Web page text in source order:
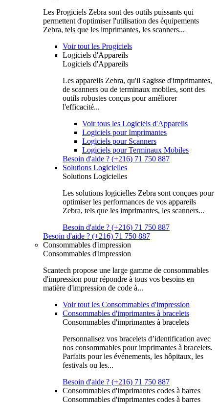
Les Progiciels Zebra sont des outils puissants qui
permettent d'optimiser l'utilisation des équipements
Zebra, tels que les imprimantes, les scanners...
Voir tout les Progiciels
Logiciels d'Appareils
Logiciels d'Appareils
Les appareils Zebra, qu'il s'agisse d'imprimantes,
de scanners ou de terminaux mobiles, sont des
outils robustes conçus pour améliorer
l'efficacité...
Voir tous les Logiciels d'Appareils
Logiciels pour Imprimantes
Logiciels pour Scanners
Logiciels pour Terminaux Mobiles
Besoin d'aide ? (+216) 71 750 887
Solutions Logicielles
Solutions Logicielles
Les solutions logicielles Zebra sont conçues pour
optimiser les performances de vos appareils
Zebra, tels que les imprimantes, les scanners...
Besoin d'aide ? (+216) 71 750 887
Besoin d'aide ? (+216) 71 750 887
Consommables d'impression
Consommables d'impression
Scantech propose une large gamme de consommables
d'impression pour répondre à tous vos besoins en
matière d'impression de code à...
Voir tout les Consommables d'impression
Consommables d'imprimantes à bracelets
Consommables d'imprimantes à bracelets
Personnalisez vos bracelets d’identification avec
nos consommables pour imprimantes à bracelets.
Parfaits pour les événements, les hôpitaux, les
festivals ou les...
Besoin d'aide ? (+216) 71 750 887
Consommables d'imprimantes codes à barres
Consommables d'imprimantes codes à barres